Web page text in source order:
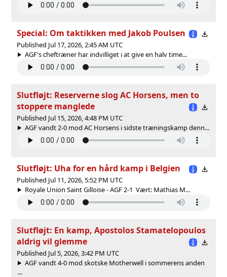
Special: Om taktikken med Jakob Poulsen
Published Jul 17, 2026, 2:45 AM UTC
AGF's cheftræner har indvilliget i at give en halv time...
Slutfløjt: Reserverne slog AC Horsens, men to
stoppere manglede
Published Jul 15, 2026, 4:48 PM UTC
AGF vandt 2-0 mod AC Horsens i sidste træningskamp denn...
Slutfløjt: Uha for en hård kamp i Belgien
Published Jul 11, 2026, 5:52 PM UTC
Royale Union Saint Gilloise - AGF 2-1 Vært: Mathias M...
Slutfløjt: En kamp, Apostolos Stamatelopoulos
aldrig vil glemme
Published Jul 5, 2026, 3:42 PM UTC
AGF vandt 4-0 mod skotske Motherwell i sommerens anden
...